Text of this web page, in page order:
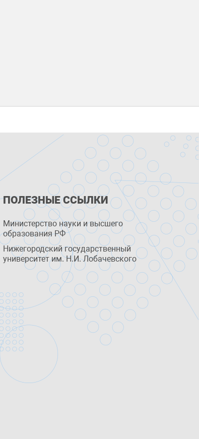
ПОЛЕЗНЫЕ ССЫЛКИ
Министерство науки и высшего
образования РФ
Нижегородский государственный
университет им. Н.И. Лобачевского